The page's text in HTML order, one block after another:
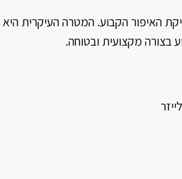
האיפור הקבוע. המטרה העיקרית היא
בצורה מקצועית ובטוחה.